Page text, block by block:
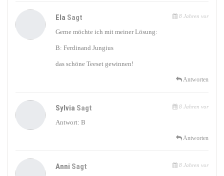
Ela Sagt 8 Jahren vor
Gerne möchte ich mit meiner Lösung:
B: Ferdinand Jungius
das schöne Teeset gewinnen!
Antworten
Sylvia Sagt 8 Jahren vor
Antwort: B
Antworten
Anni Sagt 8 Jahren vor